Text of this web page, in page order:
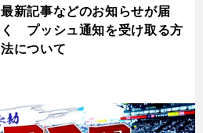
最新記事などのお知らせが届
く プッシュ通知を受け取る方
法について